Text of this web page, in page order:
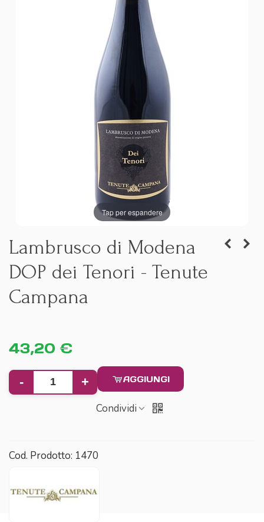
Tap per espandere
Lambrusco di Modena
DOP dei Tenori - Tenute
Campana
43,20 €
- + AGGIUNGI
Condividi
Cod. Prodotto: 1470